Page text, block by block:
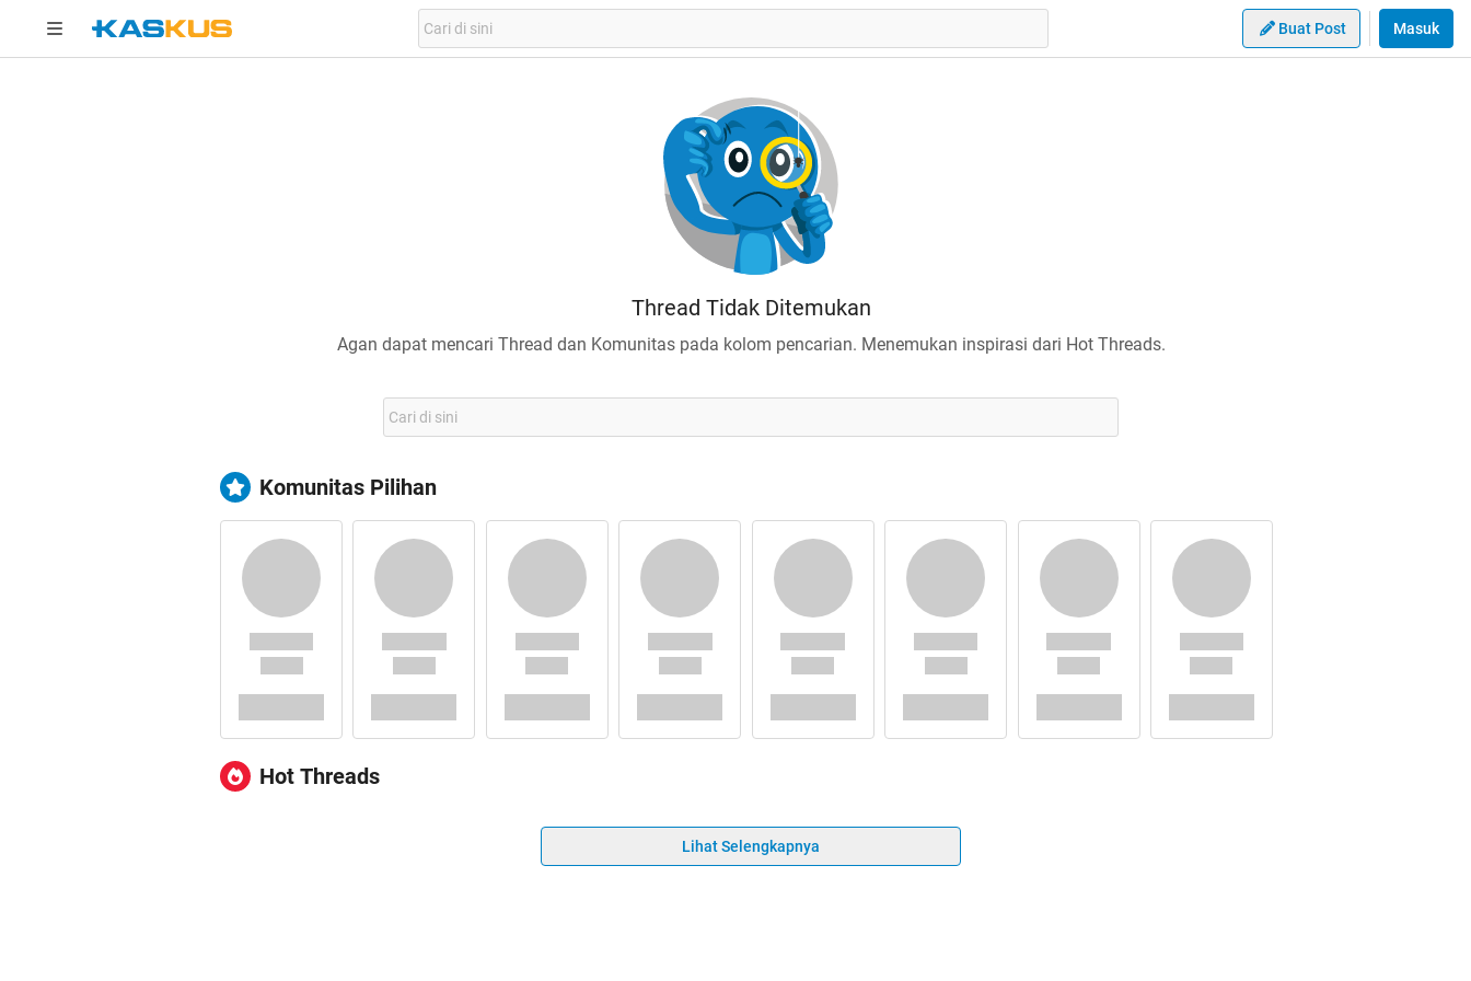
Buat Post Masuk
Thread Tidak Ditemukan
Agan dapat mencari Thread dan Komunitas pada kolom pencarian. Menemukan inspirasi dari Hot Threads.
Komunitas Pilihan
Hot Threads
Lihat Selengkapnya